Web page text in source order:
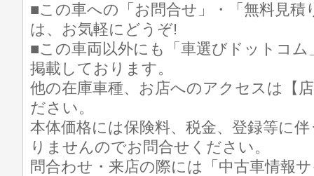
■この車への「お問合せ」・「無料見積
は、お気軽にどうぞ!
■この車両以外にも「車選びドットコ
掲載しております。
他の在庫車種、お店へのアクセスは【
ださい。
本体価格には保険料、税金、登録等に
りませんのでお問合せください。
問合わせ・来店の際には「中古車情報